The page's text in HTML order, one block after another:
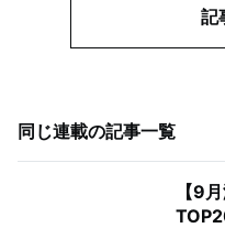
記
同じ連載の記事一覧
【9